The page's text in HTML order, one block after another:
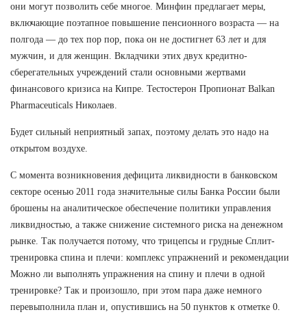
они могут позволить себе многое. Минфин предлагает меры,
включающие поэтапное повышение пенсионного возраста — на
полгода — до тех пор пор, пока он не достигнет 63 лет и для
мужчин, и для женщин. Вкладчики этих двух кредитно-
сберегательных учреждений стали основными жертвами
финансового кризиса на Кипре. Тестостерон Пропионат Balkan
Pharmaceuticals Николаев.
Будет сильный неприятный запах, поэтому делать это надо на
открытом воздухе.
С момента возникновения дефицита ликвидности в банковском
секторе осенью 2011 года значительные силы Банка России были
брошены на аналитическое обеспечение политики управления
ликвидностью, а также снижение системного риска на денежном
рынке. Так получается потому, что трицепсы и грудные Сплит-
тренировка спина и плечи: комплекс упражнений и рекомендации
Можно ли выполнять упражнения на спину и плечи в одной
тренировке? Так и произошло, при этом пара даже немного
перевыполнила план и, опустившись на 50 пунктов к отметке 0.